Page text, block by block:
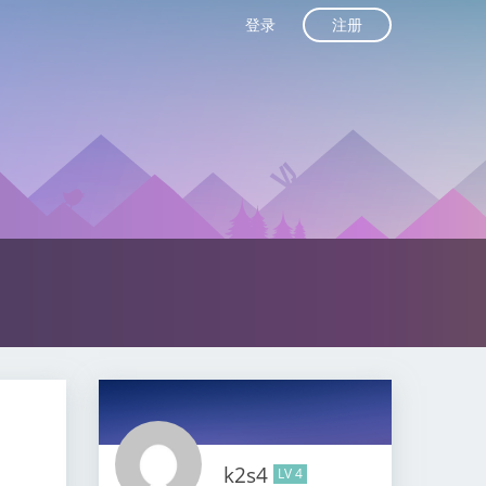
登录 注册
k2s4 LV 4